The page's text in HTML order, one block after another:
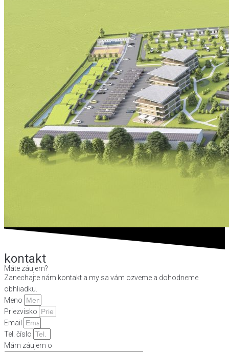
kontakt
Máte záujem?
Zanechajte nám kontakt a my sa vám ozveme a dohodneme
obhliadku.
Meno
Priezvisko
Email
Tel. číslo
Mám záujem o